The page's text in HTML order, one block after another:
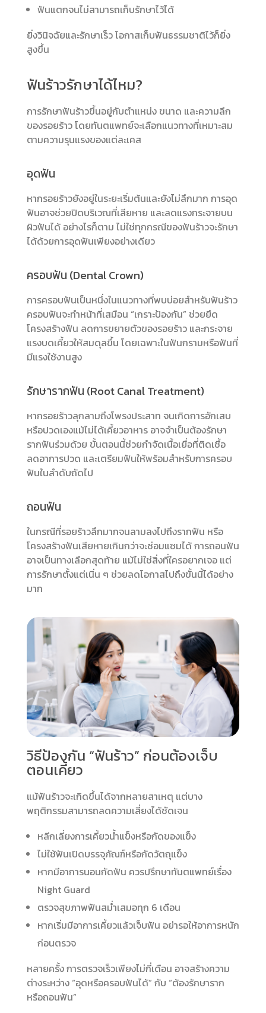
ฟันแตกจนไม่สามารถเก็บรักษาไว้ได้
ยิ่งวินิจฉัยและรักษาเร็ว โอกาสเก็บฟันธรรมชาติไว้ก็ยิ่ง
สูงขึ้น
ฟันร้าวรักษาได้ไหม?
การรักษาฟันร้าวขึ้นอยู่กับตำแหน่ง ขนาด และความลึก
ของรอยร้าว โดยทันตแพทย์จะเลือกแนวทางที่เหมาะสม
ตามความรุนแรงของแต่ละเคส
อุดฟัน
หากรอยร้าวยังอยู่ในระยะเริ่มต้นและยังไม่ลึกมาก การอุด
ฟันอาจช่วยปิดบริเวณที่เสียหาย และลดแรงกระจายบน
ผิวฟันได้ อย่างไรก็ตาม ไม่ใช่ทุกกรณีของฟันร้าวจะรักษา
ได้ด้วยการอุดฟันเพียงอย่างเดียว
ครอบฟัน (Dental Crown)
การครอบฟันเป็นหนึ่งในแนวทางที่พบบ่อยสำหรับฟันร้าว
ครอบฟันจะทำหน้าที่เสมือน “เกราะป้องกัน” ช่วยยึด
โครงสร้างฟัน ลดการขยายตัวของรอยร้าว และกระจาย
แรงบดเคี้ยวให้สมดุลขึ้น โดยเฉพาะในฟันกรามหรือฟันที่
มีแรงใช้งานสูง
รักษารากฟัน (Root Canal Treatment)
หากรอยร้าวลุกลามถึงโพรงประสาท จนเกิดการอักเสบ
หรือปวดเองแม้ไม่ได้เคี้ยวอาหาร อาจจำเป็นต้องรักษา
รากฟันร่วมด้วย ขั้นตอนนี้ช่วยกำจัดเนื้อเยื่อที่ติดเชื้อ
ลดอาการปวด และเตรียมฟันให้พร้อมสำหรับการครอบ
ฟันในลำดับถัดไป
ถอนฟัน
ในกรณีที่รอยร้าวลึกมากจนลามลงไปถึงรากฟัน หรือ
โครงสร้างฟันเสียหายเกินกว่าจะซ่อมแซมได้ การถอนฟัน
อาจเป็นทางเลือกสุดท้าย แม้ไม่ใช่สิ่งที่ใครอยากเจอ แต่
การรักษาตั้งแต่เนิ่น ๆ ช่วยลดโอกาสไปถึงขั้นนี้ได้อย่าง
มาก
วิธีป้องกัน “ฟันร้าว” ก่อนต้องเจ็บ
ตอนเคี้ยว
แม้ฟันร้าวจะเกิดขึ้นได้จากหลายสาเหตุ แต่บาง
พฤติกรรมสามารถลดความเสี่ยงได้ชัดเจน
หลีกเลี่ยงการเคี้ยวน้ำแข็งหรือกัดของแข็ง
ไม่ใช้ฟันเปิดบรรจุภัณฑ์หรือกัดวัตถุแข็ง
หากมีอาการนอนกัดฟัน ควรปรึกษาทันตแพทย์เรื่อง
Night Guard
ตรวจสุขภาพฟันสม่ำเสมอทุก 6 เดือน
หากเริ่มมีอาการเคี้ยวแล้วเจ็บฟัน อย่ารอให้อาการหนัก
ก่อนตรวจ
หลายครั้ง การตรวจเร็วเพียงไม่กี่เดือน อาจสร้างความ
ต่างระหว่าง “อุดหรือครอบฟันได้” กับ “ต้องรักษาราก
หรือถอนฟัน”